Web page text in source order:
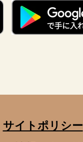
サイトポリシー